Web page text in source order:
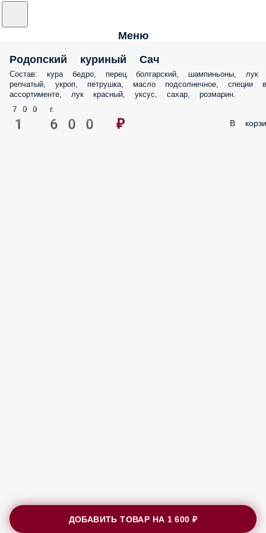
Меню
Родопский куриный Сач
Состав: кура бедро, перец болгарский, шампиньоны, лук
репчатый, укроп, петрушка, масло подсолнечное, специи в
ассортименте, лук красный, уксус, сахар, розмарин.
700 г.
1 600 ₽ В
ДОБАВИТЬ ТОВАР НА 1 600 ₽